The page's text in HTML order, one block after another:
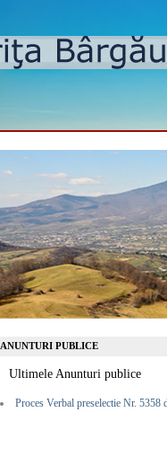
ANUNTURI PUBLICE
Ultimele Anunturi publice
Proces Verbal preselectie Nr. 5358